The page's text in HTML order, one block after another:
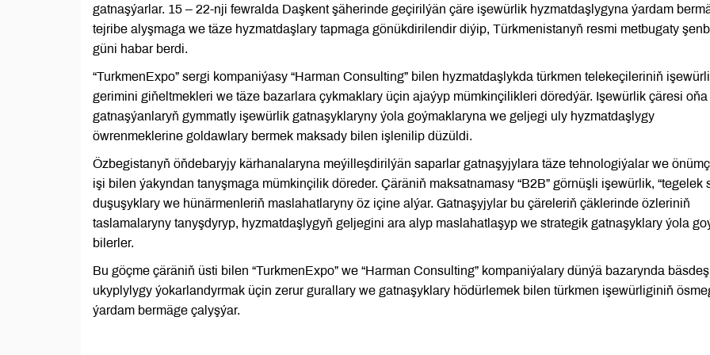
gatnaşýarlar. 15 – 22-nji fewralda Daşkent şäherinde geçirilýän çäre işewürlik hyzmatdaşlygyna ýardam
tejribe alyşmaga we täze hyzmatdaşlary tapmaga gönükdirilendir diýip, Türkmenistanyň resmi metbugaty
güni habar berdi.
“TurkmenExpo” sergi kompaniýasy “Harman Consulting” bilen hyzmatdaşlykda türkmen telekeçileriniň
gerimini giňeltmekleri we täze bazarlara çykmaklary üçin ajaýyp mümkinçilikleri döredýär. Işewürlik çäresi oňa
gatnaşýanlaryň gymmatly işewürlik gatnaşyklaryny ýola goýmaklaryna we geljegi uly hyzmatdaşlygy
öwrenmeklerine goldawlary bermek maksady bilen işlenilip düzüldi.
Özbegistanyň öňdebaryjy kärhanalaryna meýilleşdirilýän saparlar gatnaşyjylara täze tehnologiýalar we
işi bilen ýakyndan tanyşmaga mümkinçilik döreder. Çäräniň maksatnamasy “B2B” görnüşli işewürlik, “tegelek
duşuşyklary we hünärmenleriň maslahatlaryny öz içine alýar. Gatnaşyjylar bu çäreleriň çäklerinde özleriniň
taslamalaryny tanyşdyryp, hyzmatdaşlygyň geljegini ara alyp maslahatlaşyp we strategik gatnaşyklary ýola
bilerler.
Bu göçme çäräniň üsti bilen “TurkmenExpo” we “Harman Consulting” kompaniýalary dünýä bazarynda
ukyplylygy ýokarlandyrmak üçin zerur gurallary we gatnaşyklary hödürlemek bilen türkmen işewürliginiň
ýardam bermäge çalyşýar.